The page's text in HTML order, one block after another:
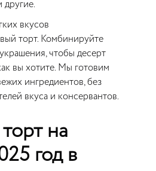
другие.
вкусов
торт. Комбинируйте
чтобы десерт
вы хотите. Мы готовим
ингредиентов, без
вкуса и консервантов.
на
год в